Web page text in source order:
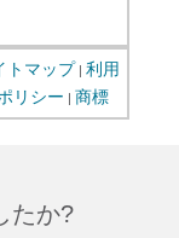
トマップ | 利用
リシー | 商標
たか?